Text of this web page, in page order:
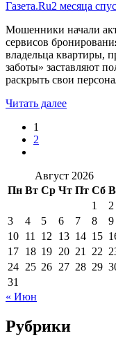
Газета.Ru2 месяца
Мошенники начали
сервисов
владельца квартиры,
заботы» заставляют
раскрыть свои
Читать далее
1
2
Август 2026
Пн Вт Ср Чт Пт Сб
1
2
3
4 5 6 7 8
9
10 11 12 13 14 15
17 18 19 20 21 22
24 25 26 27 28 29
31
« Июн
Рубрики